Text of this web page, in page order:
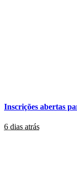
Inscrições abertas
6 dias atrás